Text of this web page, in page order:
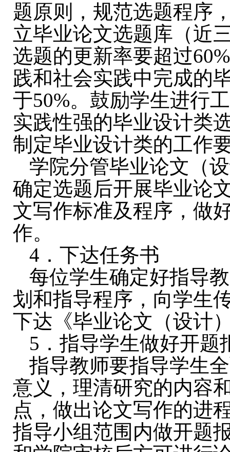
题原则，规范选题程序
立毕业论文选题库（近
选题的更新率要超过60%
践和社会实践中完成的
于50%。鼓励学生进行
实践性强的毕业设计类
制定毕业设计类的工作
学院分管毕业论文（
确定选题后开展毕业论
文写作标准及程序，做
作。
4 ．下达任务书
每位学生确定好指导
划和指导程序，向学生
下达《毕业论文（设计
5 ．指导学生做好开题
指导教师要指导学生
意义，理清研究的内容
点，做出论文写作的进
指导小组范围内做开题